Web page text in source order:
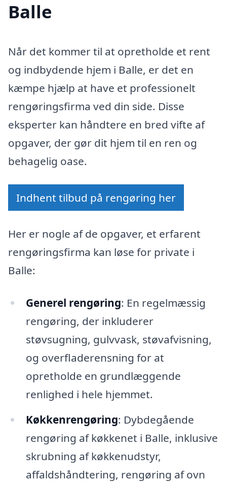
Balle
Når det kommer til at opretholde et rent
og indbydende hjem i Balle, er det en
kæmpe hjælp at have et professionelt
rengøringsfirma ved din side. Disse
eksperter kan håndtere en bred vifte af
opgaver, der gør dit hjem til en ren og
behagelig oase.
Indhent tilbud på rengøring her
Her er nogle af de opgaver, et erfarent
rengøringsfirma kan løse for private i
Balle:
Generel rengøring: En regelmæssig
rengøring, der inkluderer
støvsugning, gulvvask, støvafvisning,
og overfladerensning for at
opretholde en grundlæggende
renlighed i hele hjemmet.
Køkkenrengøring: Dybdegående
rengøring af køkkenet i Balle, inklusive
skrubning af køkkenudstyr,
affaldshåndtering, rengøring af ovn